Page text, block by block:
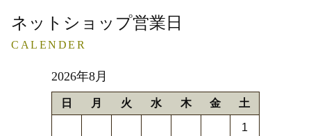
ネットショップ営業日
CALENDER
2026年8月
日 月 火 水 木 金 土
1